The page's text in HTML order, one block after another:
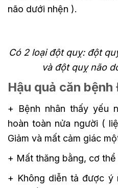
não dưới nhện ).
Có 2 loại đột quỵ: đột
và đột quỵ não
Hậu quả căn
+ Bệnh nhân thấy yếu
hoàn toàn nửa người (
Giảm và mất cảm giác
+ Mất thăng bằng, cơ
+ Không diễn tả được ý